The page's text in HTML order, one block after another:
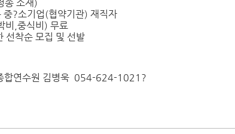
송 소재)
?소기업(협약기관) 재직자
비,중식비) 무료
선착순 모집 및 선발
합연수원 김병욱 054-624-1021?